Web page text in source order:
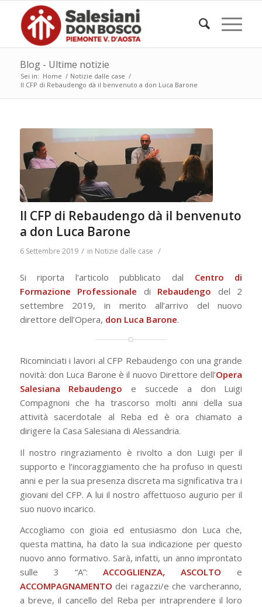
Blog - Ultime notizie
Sei in: Home / Notizie dalle case /
Il CFP di Rebaudengo dà il benvenuto a don Luca Barone
Il CFP di Rebaudengo dà il benvenuto
a don Luca Barone
6 Settembre 2019 / in Notizie dalle case /
Si riporta l’articolo pubblicato dal Centro di
Formazione Professionale di Rebaudengo del 2
settembre 2019, in merito all’arrivo del nuovo
direttore dell’Opera, don Luca Barone.
Ricominciati i lavori al CFP Rebaudengo con una grande
novità: don Luca Barone è il nuovo Direttore dell’Opera
Salesiana Rebaudengo e succede a don Luigi
Compagnoni che ha trascorso molti anni della sua
attività sacerdotale al Reba ed è ora chiamato a
dirigere la Casa Salesiana di Alessandria.
Il nostro ringraziamento è rivolto a don Luigi per il
supporto e l’incoraggiamento che ha profuso in questi
anni e per la sua presenza discreta ma significativa tra i
giovani del CFP. A lui il nostro affettuoso augurio per il
suo nuovo incarico.
Accogliamo con gioia ed entusiasmo don Luca che,
questa mattina, ha dato la sua indicazione per questo
nuovo anno formativo. Sarà, infatti, un anno improntato
sulle 3 “A”:ACCOGLIENZA, ASCOLTOe
ACCOMPAGNAMENTO dei ragazzi/e che varcheranno,
a breve, il cancello del Reba per intraprendere il loro